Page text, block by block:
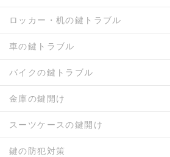
ロッカー・机の鍵トラブル
車の鍵トラブル
バイクの鍵トラブル
金庫の鍵開け
スーツケースの鍵開け
鍵の防犯対策